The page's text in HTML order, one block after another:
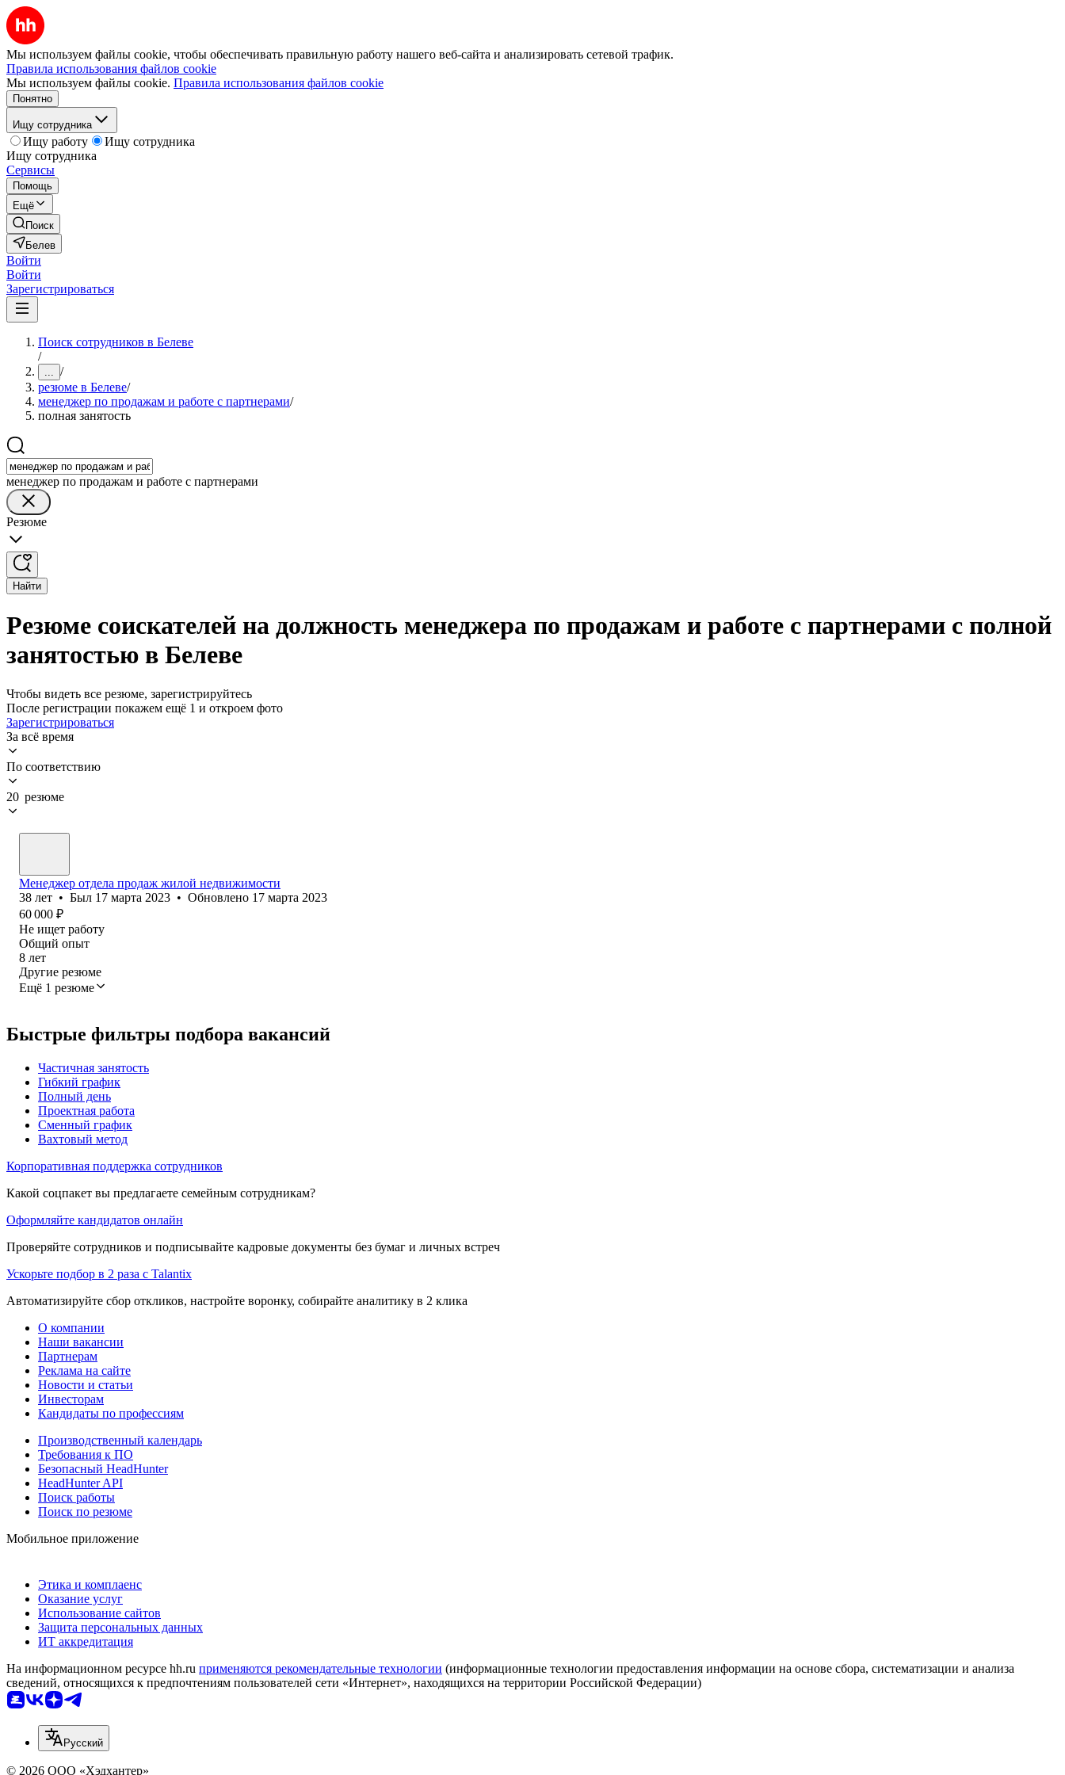
Мы используем файлы cookie, чтобы обеспечивать правильную работу нашего веб-сайта и анализировать сетевой трафик.
Правила использования файлов cookie
Мы используем файлы cookie. Правила использования файлов cookie
Понятно
Ищу сотрудника
Ищу работу
Ищу сотрудника
Ищу сотрудника
Сервисы
Помощь
Ещё
Поиск
Белев
Войти
Войти
Зарегистрироваться
Поиск сотрудников в Белеве
/
... /
резюме в Белеве/
менеджер по продажам и работе с партнерами/
полная занятость
менеджер по продажам и работе с партнерами
Резюме
Найти
Резюме соискателей на должность менеджера по продажам и работе с партнерами с полной
занятостью в Белеве
Чтобы видеть все резюме, зарегистрируйтесь
После регистрации покажем ещё 1 и откроем фото
Зарегистрироваться
За всё время
По соответствию
20 резюме
Менеджер отдела продаж жилой недвижимости
38 лет • Был 17 марта 2023 • Обновлено 17 марта 2023
60 000 ₽
Не ищет работу
Общий опыт
8 лет
Другие резюме
Ещё 1 резюме
Быстрые фильтры подбора вакансий
Частичная занятость
Гибкий график
Полный день
Проектная работа
Сменный график
Вахтовый метод
Корпоративная поддержка сотрудников
Какой соцпакет вы предлагаете семейным сотрудникам?
Оформляйте кандидатов онлайн
Проверяйте сотрудников и подписывайте кадровые документы без бумаг и личных встреч
Ускорьте подбор в 2 раза с Talantix
Автоматизируйте сбор откликов, настройте воронку, собирайте аналитику в 2 клика
О компании
Наши вакансии
Партнерам
Реклама на сайте
Новости и статьи
Инвесторам
Кандидаты по профессиям
Производственный календарь
Требования к ПО
Безопасный HeadHunter
HeadHunter API
Поиск работы
Поиск по резюме
Мобильное приложение
Этика и комплаенс
Оказание услуг
Использование сайтов
Защита персональных данных
ИТ аккредитация
На информационном ресурсе hh.ru применяются рекомендательные технологии (информационные технологии предоставления информации на основе сбора, систематизации и анализа
сведений, относящихся к предпочтениям пользователей сети «Интернет», находящихся на территории Российской Федерации)
Русский
© 2026 ООО «Хэдхантер»